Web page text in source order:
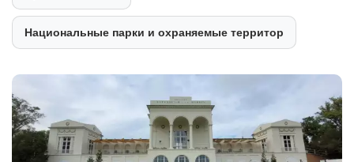
Национальные парки и охраняемые территор